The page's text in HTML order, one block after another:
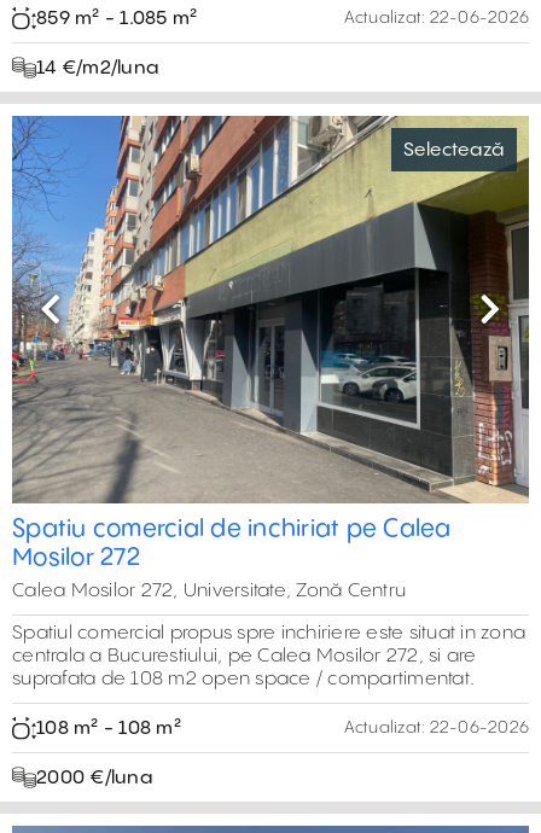
859 m² - 1.085 m² Actualizat: 22-06-2026
14 €‎/m2/luna
Selectează
Previous Next
Spatiu comercial de inchiriat pe Calea
Mosilor 272
Calea Mosilor 272, Universitate, Zonă Centru
Spatiul comercial propus spre inchiriere este situat in zona
centrala a Bucurestiului, pe Calea Mosilor 272, si are
suprafata de 108 m2 open space / compartimentat.
108 m² - 108 m² Actualizat: 22-06-2026
2000 €‎/luna